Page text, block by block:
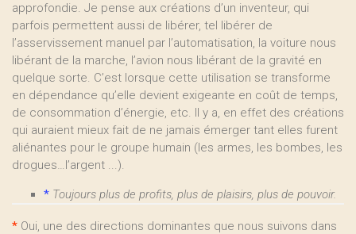
approfondie. Je pense aux créations d’un inventeur, qui
parfois permettent aussi de libérer, tel libérer de
l’asservissement manuel par l’automatisation, la voiture nous
libérant de la marche, l’avion nous libérant de la gravité en
quelque sorte. C’est lorsque cette utilisation se transforme
en dépendance qu’elle devient exigeante en coût de temps,
de consommation d’énergie, etc. Il y a, en effet des créations
qui auraient mieux fait de ne jamais émerger tant elles furent
aliénantes pour le groupe humain (les armes, les bombes, les
drogues…l’argent ...).
* Toujours plus de profits, plus de plaisirs, plus de pouvoir.
* Oui, une des directions dominantes que nous suivons dans